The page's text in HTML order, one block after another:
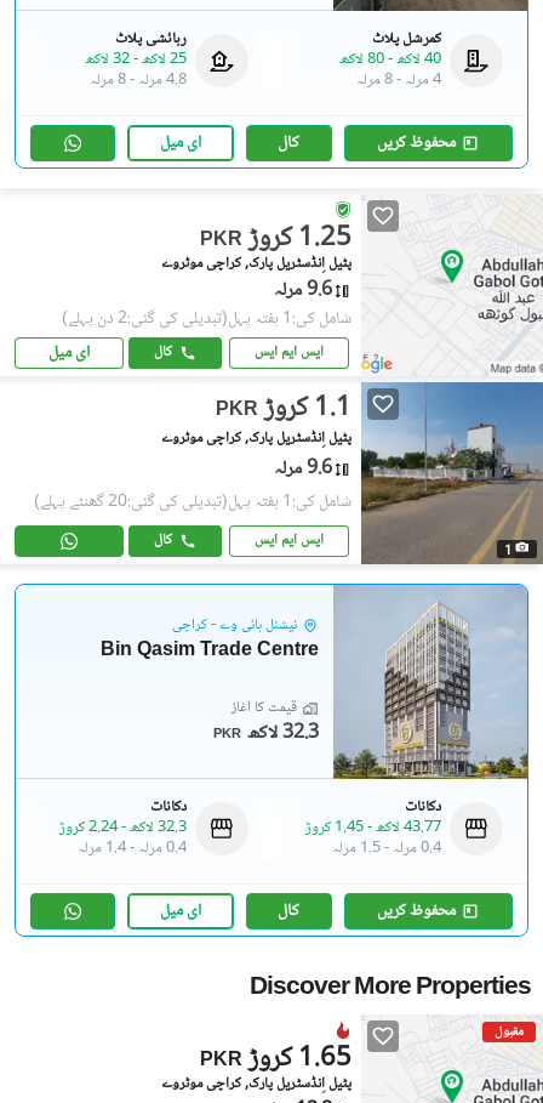
کمرشل پلاٹ
40 لاکھ
-80 لاکھ
4 مرلہ
-8 مرلہ
رہائشی پلاٹ
25 لاکھ
-32 لاکھ
4.8 مرلہ
-8 مرلہ
محفوظ کریں کال ای میل
PKR 1.25 کروڑ
پٹیل اِنڈسٹریل پارک, کراچی موٹروے
9.6 مرلہ
شامل کی:1 ہفتہ پہل (تبدیلی کی گئی:2 دن پہلے)
ایس ایم ایس کال ای میل
1
PKR 1.1 کروڑ
پٹیل اِنڈسٹریل پارک, کراچی موٹروے
9.6 مرلہ
شامل کی:1 ہفتہ پہل (تبدیلی کی گئی:20 گھنٹے پہلے)
ایس ایم ایس کال
نیشنل ہائی وے - کراچی
Bin Qasim Trade Centre
قیمت کا آغاز
PKR 32.3 لاکھ
دکانات
43.77 لاکھ
-1.45 کروڑ
0.4 مرلہ
-1.5 مرلہ
دکانات
32.3 لاکھ
-2.24 کروڑ
0.4 مرلہ
-1.4 مرلہ
محفوظ کریں کال ای میل
Discover More Properties
مقبول
PKR 1.65 کروڑ
پٹیل اِنڈسٹریل پارک, کراچی موٹروے